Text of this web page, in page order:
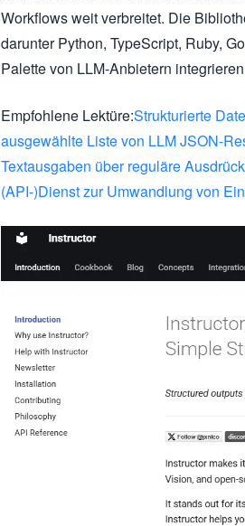
Workflows weit verbreitet. Die
darunter Python, TypeScript, Ruby,
Palette von LLM-Anbietern
Empfohlene Lektüre:Strukturierte
ausgewählte Liste von LLM JSON-
Textausgaben über reguläre
(API-)Dienst zur Umwandlung von